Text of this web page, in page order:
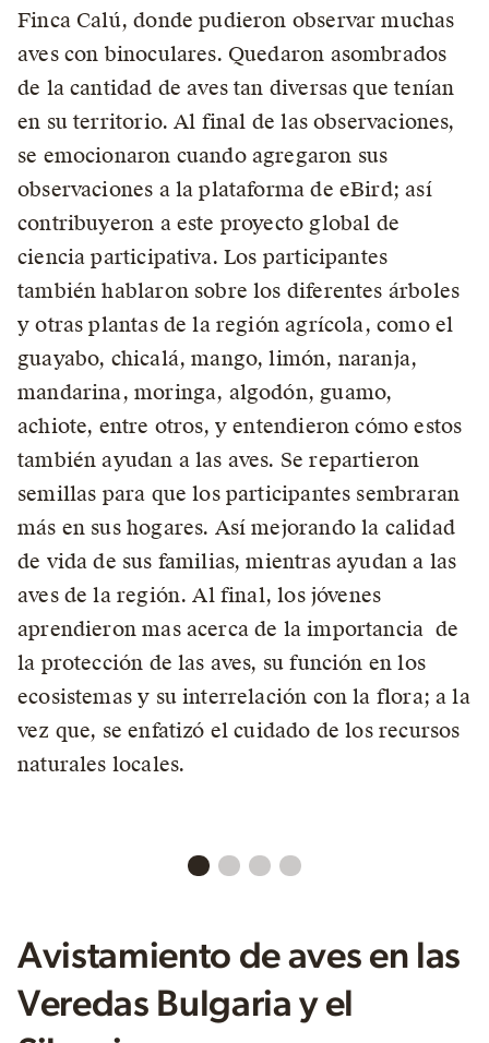
Finca Calú, donde pudieron observar muchas
aves con binoculares. Quedaron asombrados
de la cantidad de aves tan diversas que tenían
en su territorio. Al final de las observaciones,
se emocionaron cuando agregaron sus
observaciones a la plataforma de eBird; así
contribuyeron a este proyecto global de
ciencia participativa. Los participantes
también hablaron sobre los diferentes árboles
y otras plantas de la región agrícola, como el
guayabo, chicalá, mango, limón, naranja,
mandarina, moringa, algodón, guamo,
achiote, entre otros, y entendieron cómo estos
también ayudan a las aves. Se repartieron
semillas para que los participantes sembraran
más en sus hogares. Así mejorando la calidad
de vida de sus familias, mientras ayudan a las
aves de la región. Al final, los jóvenes
aprendieron mas acerca de la importancia de
la protección de las aves, su función en los
ecosistemas y su interrelación con la flora; a la
vez que, se enfatizó el cuidado de los recursos
naturales locales.
Avistamiento de aves en las
Veredas Bulgaria y el